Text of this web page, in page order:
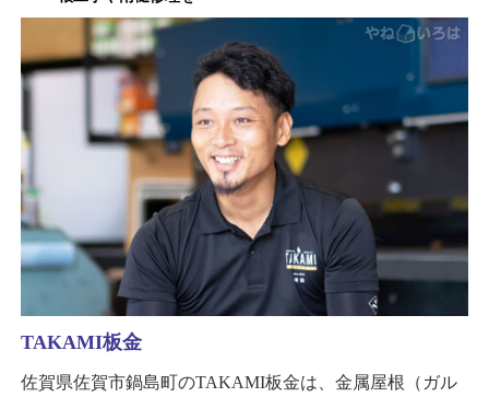
TAKAMI板金
佐賀県佐賀市鍋島町のTAKAMI板金は、金属屋根（ガル